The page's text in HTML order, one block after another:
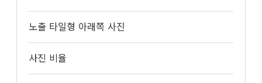
노출 타일형 아래쪽 사진
사진 비율